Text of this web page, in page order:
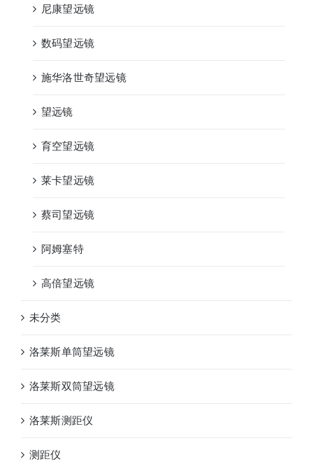
尼康望远镜
数码望远镜
施华洛世奇望远镜
望远镜
育空望远镜
莱卡望远镜
蔡司望远镜
阿姆塞特
高倍望远镜
未分类
洛莱斯单筒望远镜
洛莱斯双筒望远镜
洛莱斯测距仪
测距仪